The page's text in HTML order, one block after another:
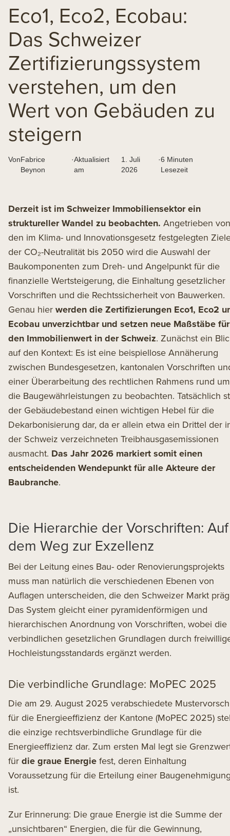
Eco1, Eco2, Ecobau:
Das Schweizer
Zertifizierungssystem
verstehen, um den
Wert von Gebäuden zu
steigern
VonFabrice
Beynon
·Aktualisiert
am
1. Juli
2026
·6 Minuten
Lesezeit
Derzeit ist im Schweizer Immobiliensektor ein
struktureller Wandel zu beobachten. Angetrieben von
den im Klima- und Innovationsgesetz festgelegten
der CO₂-Neutralität bis 2050 wird die Auswahl der
Baukomponenten zum Dreh- und Angelpunkt für die
finanzielle Wertsteigerung, die Einhaltung gesetzlicher
Vorschriften und die Rechtssicherheit von Bauwerken.
Genau hier werden die Zertifizierungen Eco1, Eco2
Ecobau unverzichtbar und setzen neue Maßstäbe für
den Immobilienwert in der Schweiz. Zunächst ein
auf den Kontext: Es ist eine beispiellose Annäherung
zwischen Bundesgesetzen, kantonalen Vorschriften
einer Überarbeitung des rechtlichen Rahmens rund um
die Baugewährleistungen zu beobachten. Tatsächlich
der Gebäudebestand einen wichtigen Hebel für die
Dekarbonisierung dar, da er allein etwa ein Drittel der
der Schweiz verzeichneten Treibhausgasemissionen
ausmacht. Das Jahr 2026 markiert somit einen
entscheidenden Wendepunkt für alle Akteure der
Baubranche.
Die Hierarchie der Vorschriften: Auf
dem Weg zur Exzellenz
Bei der Leitung eines Bau- oder Renovierungsprojekts
muss man natürlich die verschiedenen Ebenen von
Auflagen unterscheiden, die den Schweizer Markt
Das System gleicht einer pyramidenförmigen und
hierarchischen Anordnung von Vorschriften, wobei die
verbindlichen gesetzlichen Grundlagen durch
Hochleistungsstandards ergänzt werden.
Die verbindliche Grundlage: MoPEC 2025
Die am 29. August 2025 verabschiedete
für die Energieeffizienz der Kantone (MoPEC 2025)
die einzige rechtsverbindliche Grundlage für die
Energieeffizienz dar. Zum ersten Mal legt sie
für die graue Energie fest, deren Einhaltung
Voraussetzung für die Erteilung einer
ist.
Zur Erinnerung: Die graue Energie ist die Summe der
„unsichtbaren“ Energien, die für die Gewinnung,